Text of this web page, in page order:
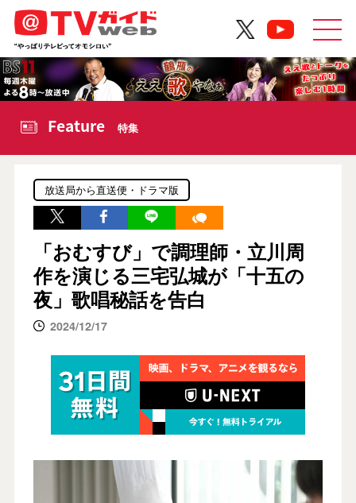
Feature 特集
放送局から直送便・ドラマ版
「おむすび」で調理師・立川周
作を演じる三宅弘城が「十五の
夜」歌唱秘話を告白
2024/12/17